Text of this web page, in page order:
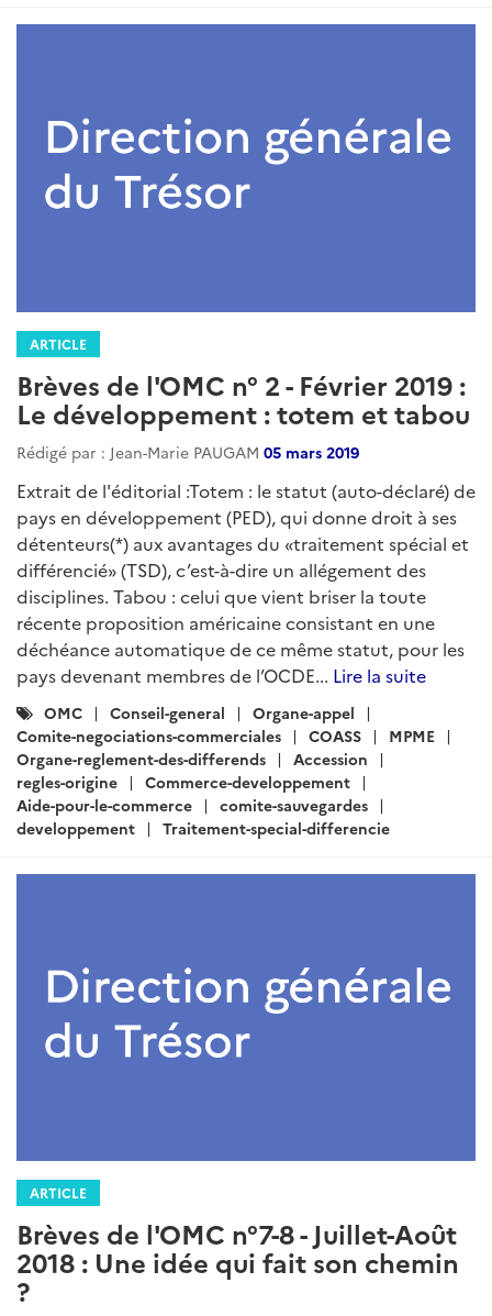
ARTICLE
Brèves de l'OMC n° 2 - Février 2019 :
Le développement : totem et tabou
Rédigé par : Jean-Marie PAUGAM 05 mars 2019
Extrait de l'éditorial :Totem : le statut (auto-déclaré) de
pays en développement (PED), qui donne droit à ses
détenteurs(*) aux avantages du «traitement spécial et
différencié» (TSD), c’est-à-dire un allégement des
disciplines. Tabou : celui que vient briser la toute
récente proposition américaine consistant en une
déchéance automatique de ce même statut, pour les
pays devenant membres de l’OCDE... Lire la suite
Catégories
:
OMC Conseil-general
Organe-appel
Comite-negociations-commerciales
COASS
MPME
Organe-reglement-des-differends
Accession
regles-origine
Commerce-developpement
Aide-pour-le-commerce
comite-sauvegardes
developpement
Traitement-special-differencie
ARTICLE
Brèves de l'OMC n°7-8 - Juillet-Août
2018 : Une idée qui fait son chemin
?